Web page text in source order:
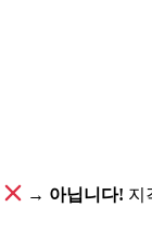
→ 아닙니다! 지